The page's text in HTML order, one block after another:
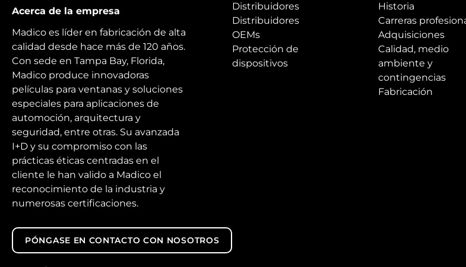
Acerca de la empresa
Madico es líder en fabricación de alta
calidad desde hace más de 120 años.
Con sede en Tampa Bay, Florida,
Madico produce innovadoras
películas para ventanas y soluciones
especiales para aplicaciones de
automoción, arquitectura y
seguridad, entre otras. Su avanzada
I+D y su compromiso con las
prácticas éticas centradas en el
cliente le han valido a Madico el
reconocimiento de la industria y
numerosas certificaciones.
PÓNGASE EN CONTACTO CON NOSOTROS
Distribuidores
Distribuidores
OEMs
Protección de
dispositivos
Historia
Carreras
Adquisiciones
Calidad, medio
ambiente y
contingencias
Fabricación